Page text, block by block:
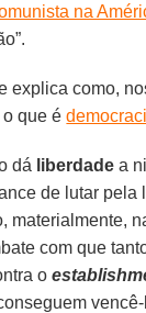
na
explica como,
o que é
dá liberdade a
de lutar pela
materialmente,
com que
o